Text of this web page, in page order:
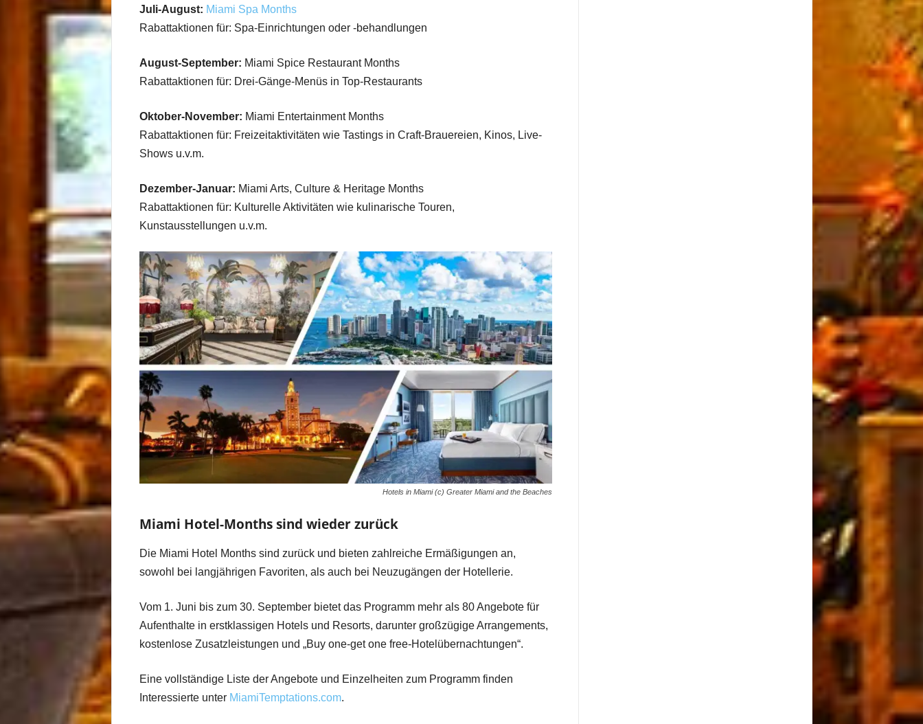
Juli-August: Miami Spa Months
Rabattaktionen für: Spa-Einrichtungen oder -behandlungen
August-September: Miami Spice Restaurant Months
Rabattaktionen für: Drei-Gänge-Menüs in Top-Restaurants
Oktober-November: Miami Entertainment Months
Rabattaktionen für: Freizeitaktivitäten wie Tastings in Craft-Brauereien, Kinos, Live-
Shows u.v.m.
Dezember-Januar: Miami Arts, Culture & Heritage Months
Rabattaktionen für: Kulturelle Aktivitäten wie kulinarische Touren,
Kunstausstellungen u.v.m.
Hotels in Miami (c) Greater Miami and the Beaches
Miami Hotel-Months sind wieder zurück
Die Miami Hotel Months sind zurück und bieten zahlreiche Ermäßigungen an,
sowohl bei langjährigen Favoriten, als auch bei Neuzugängen der Hotellerie.
Vom 1. Juni bis zum 30. September bietet das Programm mehr als 80 Angebote für
Aufenthalte in erstklassigen Hotels und Resorts, darunter großzügige Arrangements,
kostenlose Zusatzleistungen und „Buy one-get one free-Hotelübernachtungen“.
Eine vollständige Liste der Angebote und Einzelheiten zum Programm finden
Interessierte unter MiamiTemptations.com.